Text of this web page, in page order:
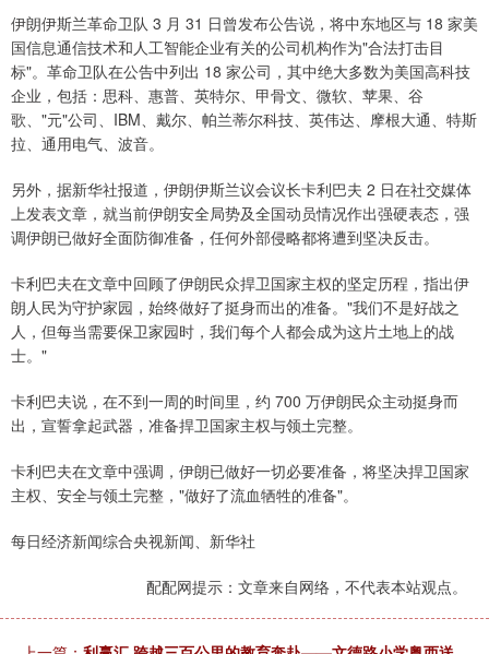
伊朗伊斯兰革命卫队 3 月 31 日曾发布公告说，将中东地区与 18 家美
国信息通信技术和人工智能企业有关的公司机构作为"合法打击目
标"。革命卫队在公告中列出 18 家公司，其中绝大多数为美国高科技
企业，包括：思科、惠普、英特尔、甲骨文、微软、苹果、谷
歌、"元"公司、IBM、戴尔、帕兰蒂尔科技、英伟达、摩根大通、特斯
拉、通用电气、波音。
另外，据新华社报道，伊朗伊斯兰议会议长卡利巴夫 2 日在社交媒体
上发表文章，就当前伊朗安全局势及全国动员情况作出强硬表态，强
调伊朗已做好全面防御准备，任何外部侵略都将遭到坚决反击。
卡利巴夫在文章中回顾了伊朗民众捍卫国家主权的坚定历程，指出伊
朗人民为守护家园，始终做好了挺身而出的准备。"我们不是好战之
人，但每当需要保卫家园时，我们每个人都会成为这片土地上的战
士。"
卡利巴夫说，在不到一周的时间里，约 700 万伊朗民众主动挺身而
出，宣誓拿起武器，准备捍卫国家主权与领土完整。
卡利巴夫在文章中强调，伊朗已做好一切必要准备，将坚决捍卫国家
主权、安全与领土完整，"做好了流血牺牲的准备"。
每日经济新闻综合央视新闻、新华社
配配网提示：文章来自网络，不代表本站观点。